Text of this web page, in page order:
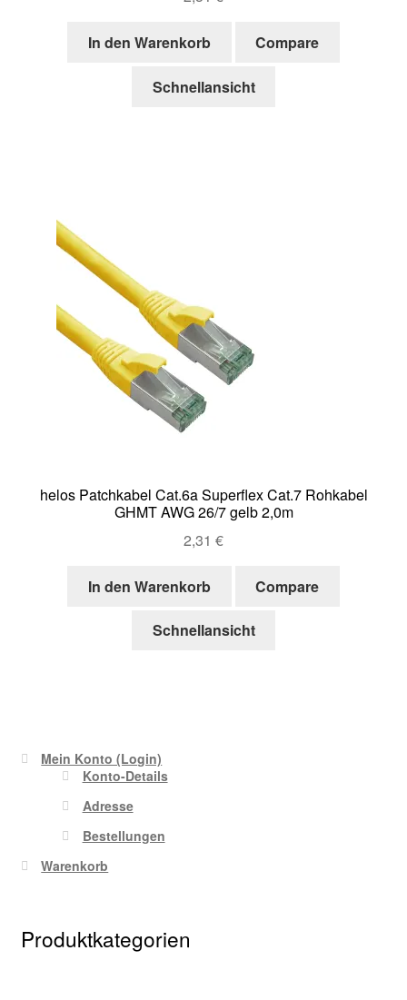
In den Warenkorb Compare
Schnellansicht
helos Patchkabel Cat.6a Superflex Cat.7 Rohkabel
GHMT AWG 26/7 gelb 2,0m
2,31 €
In den Warenkorb Compare
Schnellansicht
Mein Konto (Login)
Konto-Details
Adresse
Bestellungen
Warenkorb
Produktkategorien